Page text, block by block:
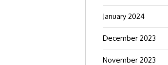
January 2024
December 2023
November 2023